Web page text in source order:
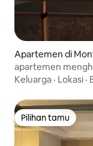
Apartemen di
apartemen
Keluarga · Lokasi ·
Pilihan tamu
Pilihan tamu